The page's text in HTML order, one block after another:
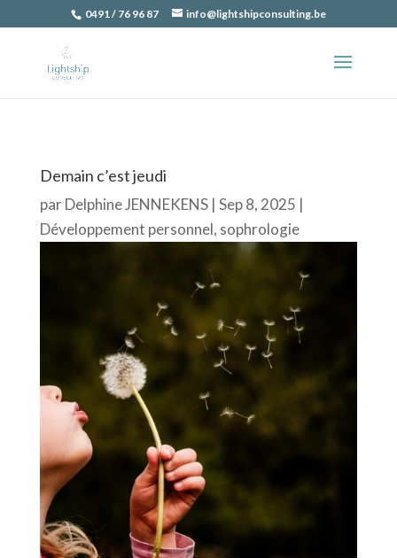
0491 / 76 96 87 info@lightshipconsulting.be
Demain c’est jeudi
parDelphine JENNEKENS| Sep 8, 2025 |
Développement personnel, sophrologie